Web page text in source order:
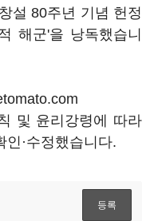
설 80주년 기념 헌정
해군'을 낭독했습니
및 윤리강령에 따라
·수정했습니다.